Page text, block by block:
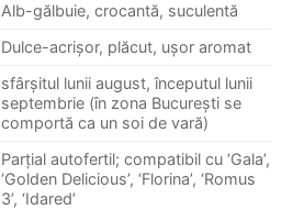
Alb-gălbuie, crocantă, suculentă
Dulce-acrișor, plăcut, ușor aromat
sfârșitul lunii august, începutul lunii
septembrie (în zona București se
comportă ca un soi de vară)
Parțial autofertil; compatibil cu ‘Gala’,
‘Golden Delicious’, ‘Florina’, ‘Romus
3’, ‘Idared’